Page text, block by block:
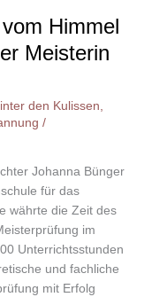
Himmel
Meisterin
den Kulissen,
/
Johanna Bünger
für das
währte die Zeit des
im
Unterrichtsstunden
und fachliche
mit Erfolg